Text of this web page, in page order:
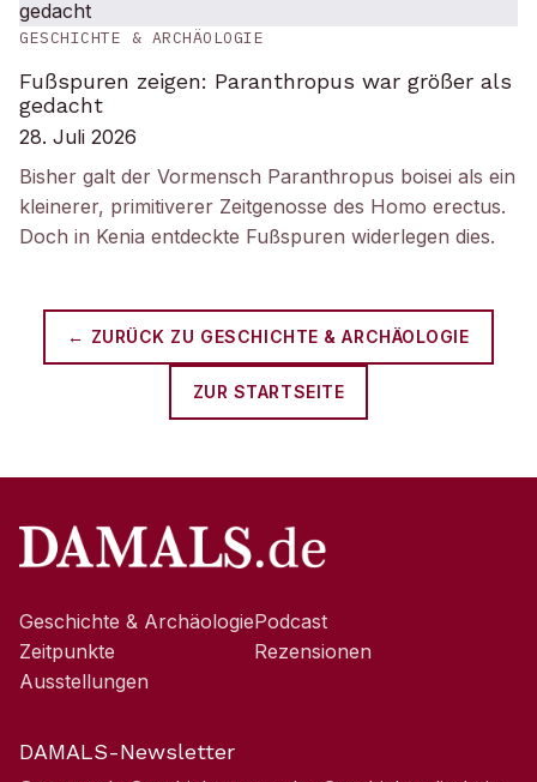
GESCHICHTE & ARCHÄOLOGIE
Fußspuren zeigen: Paranthropus war größer als
gedacht
28. Juli 2026
Bisher galt der Vormensch Paranthropus boisei als ein
kleinerer, primitiverer Zeitgenosse des Homo erectus.
Doch in Kenia entdeckte Fußspuren widerlegen dies.
← ZURÜCK ZU GESCHICHTE & ARCHÄOLOGIE
ZUR STARTSEITE
Geschichte & Archäologie
Zeitpunkte
Ausstellungen
Podcast
Rezensionen
DAMALS-Newsletter